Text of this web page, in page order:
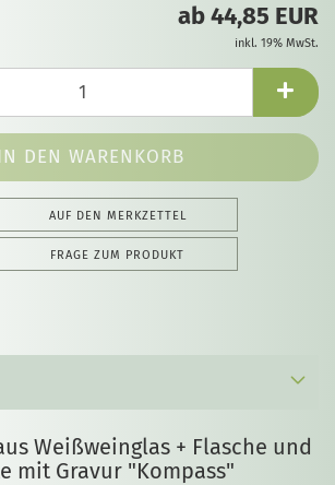
ab 44,85 EUR
inkl. 19% MwSt.
AUF DEN MERKZETTEL
FRAGE ZUM PRODUKT
Weißweinglas + Flasche und
mit Gravur "Kompass"